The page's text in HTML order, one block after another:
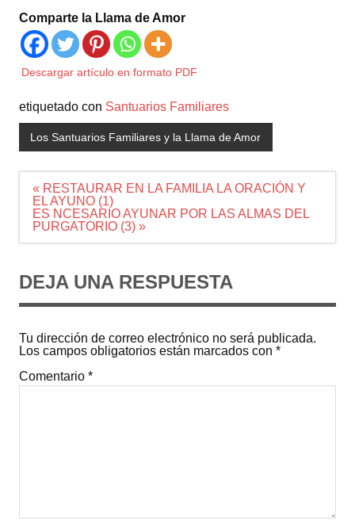
Comparte la Llama de Amor
Descargar artículo en formato PDF
etiquetado con Santuarios Familiares
Los Santuarios Familiares y la Llama de Amor
Navegación
de
entradas
« RESTAURAR EN LA FAMILIA LA ORACIÓN Y
EL AYUNO (1)
ES NCESARIO AYUNAR POR LAS ALMAS DEL
PURGATORIO (3) »
DEJA UNA RESPUESTA
Tu dirección de correo electrónico no será publicada.
Los campos obligatorios están marcados con *
Comentario *